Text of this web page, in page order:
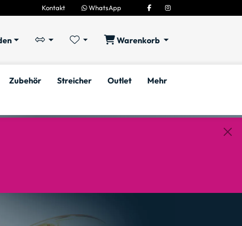
Kontakt WhatsApp
Warenkorb
Zubehör Streicher Outlet Mehr